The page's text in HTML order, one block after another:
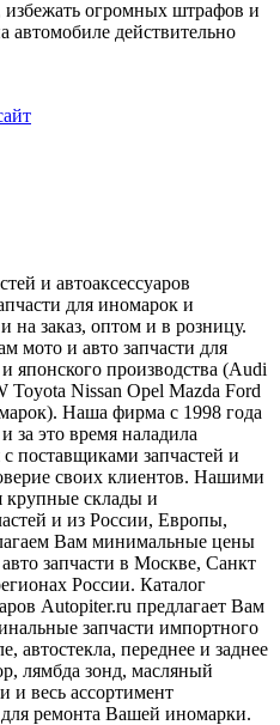
огромных штрафов и
автомобиле действительно
и автоаксессуаров
для иномарок и
на заказ, оптом и в розницу.
мото и авто запчасти для
японского производства (Audi
Toyota Nissan Opel Mazda Ford
Наша фирма с 1998 года
за это время наладила
поставщиками запчастей и
своих клиентов. Нашими
крупные склады и
и из России, Европы,
Вам минимальные цены
запчасти в Москве, Санкт
России. Каталог
Autopiter.ru предлагает Вам
запчасти импортного
автостекла, переднее и заднее
лямбда зонд, масляный
и весь ассортимент
ремонта Вашей иномарки.